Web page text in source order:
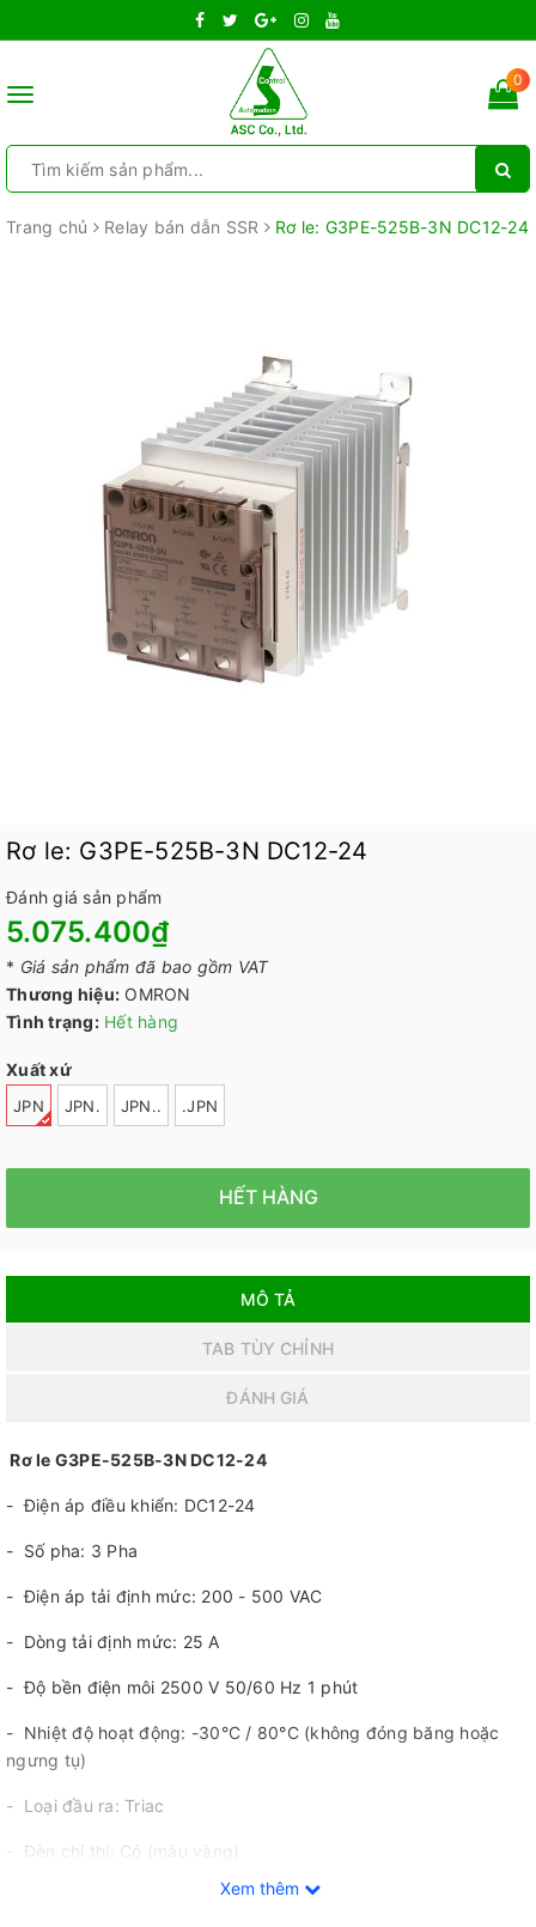
Toggle
0
Trang chủ Relay bán dẫn SSR Rơ le: G3PE-525B-3N DC12-24
Rơ le: G3PE-525B-3N DC12-24
Đánh giá sản phẩm
5.075.400₫
* Giá sản phẩm đã bao gồm VAT
Thương hiệu: OMRON
Tình trạng: Hết hàng
Xuất xứ
JPN JPN. JPN.. .JPN
HẾT HÀNG
MÔ TẢ
TAB TÙY CHỈNH
ĐÁNH GIÁ
Rơ le G3PE-525B-3N DC12-24
- Điện áp điều khiển: DC12-24
- Số pha: 3 Pha
- Điện áp tải định mức: 200 - 500 VAC
- Dòng tải định mức: 25 A
- Độ bền điện môi 2500 V 50/60 Hz 1 phút
- Nhiệt độ hoạt động: -30°C / 80°C (không đóng băng hoặc
ngưng tụ)
- Loại đầu ra: Triac
- Đèn chỉ thị: Có (màu vàng)
- Chứng nhận UL, CSA, EN (TÜV certification)
Xem thêm